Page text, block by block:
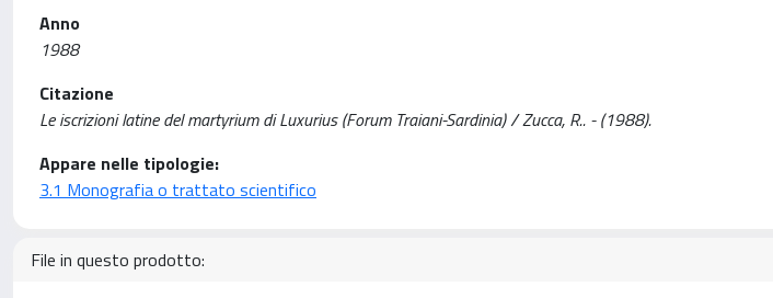
Anno
1988
Citazione
Le iscrizioni latine del martyrium di Luxurius (Forum Traiani-Sardinia) / Zucca, R.. - (1988).
Appare nelle tipologie:
3.1 Monografia o trattato scientifico
File in questo prodotto: